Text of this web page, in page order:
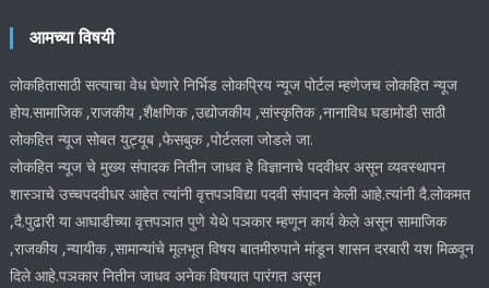
आमच्या विषयी
लोकहितासाठी सत्याचा वेध घेणारे निर्भिड लोकप्रिय न्यूज पोर्टल म्हणेजच लोकहित न्यूज
होय.सामाजिक ,राजकीय ,शैक्षणिक ,उद्योजकीय ,सांस्कृतिक ,नानाविध घडामोडी साठी
लोकहित न्यूज सोबत युट्यूब ,फेसबुक ,पोर्टलला जोडले जा.
लोकहित न्यूज चे मुख्य संपादक नितीन जाधव हे विज्ञानाचे पदवीधर असून व्यवस्थापन
शास्ञाचे उच्चपदवीधर आहेत त्यांनी वृत्तपञविद्या पदवी संपादन केली आहे.त्यांनी दै.लोकमत
,दै.पुढारी या आघाडीच्या वृत्तपञात पुणे येथे पञकार म्हणून कार्य केले असून सामाजिक
,राजकीय ,न्यायीक ,सामान्यांचे मूलभूत विषय बातमीरुपाने मांडून शासन दरबारी यश मिळवून
दिले आहे.पञकार नितीन जाधव अनेक विषयात पारंगत असून